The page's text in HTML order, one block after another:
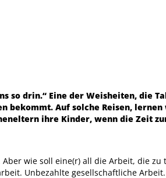
so drin.“ Eine der Weisheiten, die
bekommt. Auf solche Reisen,
ihre Kinder, wenn die Zeit
wie soll eine(r) all die Arbeit, die zu
Unbezahlte gesellschaftliche